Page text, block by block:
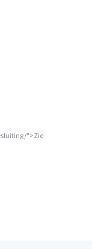
">Zie